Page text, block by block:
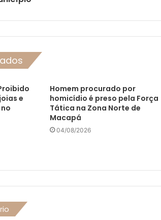
e
Homem procurado por
homicídio é preso pela Força
Tática na Zona Norte de
Macapá
04/08/2026